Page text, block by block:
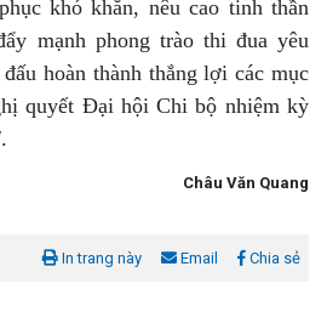
khó khăn, nêu cao tinh thần
mạnh phong trào thi đua yêu
hoàn thành thắng lợi các mục
quyết Đại hội Chi bộ nhiệm kỳ
Châu Văn Quang
In trang này Email Chia sẻ